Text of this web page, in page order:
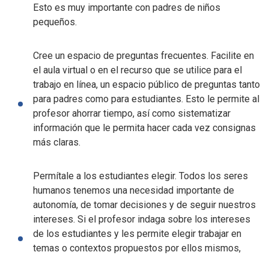
Esto es muy importante con padres de niños
pequeños.
Cree un espacio de preguntas frecuentes. Facilite en
el aula virtual o en el recurso que se utilice para el
trabajo en línea, un espacio público de preguntas tanto
para padres como para estudiantes. Esto le permite al
profesor ahorrar tiempo, así como sistematizar
información que le permita hacer cada vez consignas
más claras.
Permítale a los estudiantes elegir. Todos los seres
humanos tenemos una necesidad importante de
autonomía, de tomar decisiones y de seguir nuestros
intereses. Si el profesor indaga sobre los intereses
de los estudiantes y les permite elegir trabajar en
temas o contextos propuestos por ellos mismos,